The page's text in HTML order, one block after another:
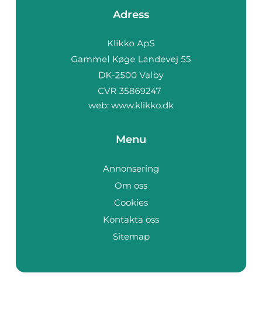
Adress
web: www.klikko.dk
Menu
Annonsering
Om oss
Cookies
Kontakta oss
Sitemap